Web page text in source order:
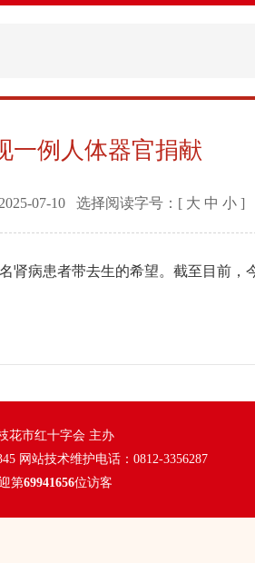
一例人体器官捐献
2025-07-10 选择阅读字号：[ 大 中 小 ]
病患者带去生的希望。截至目前，
花市红十字会 主办
网站技术维护电话：0812-3356287
第69941656位访客